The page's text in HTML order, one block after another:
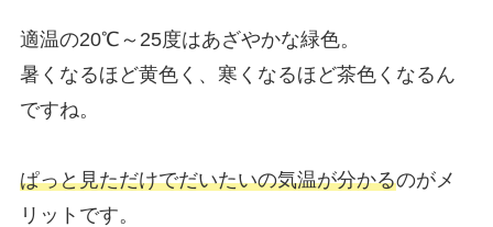
適温の20℃～25度はあざやかな緑色。
暑くなるほど黄色く、寒くなるほど茶色くなるん
ですね。
ぱっと見ただけでだいたいの気温が分かるのがメ
リットです。